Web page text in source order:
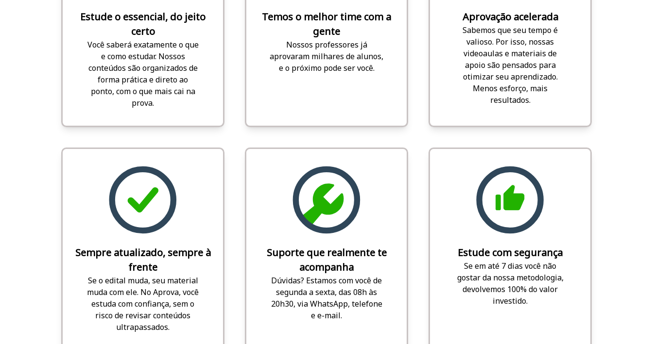
Estude o essencial, do jeito
certo
Você saberá exatamente o que
e como estudar. Nossos
conteúdos são organizados de
forma prática e direto ao
ponto, com o que mais cai na
prova.
Temos o melhor time com a
gente
Nossos professores já
aprovaram milhares de alunos,
e o próximo pode ser você.
Aprovação acelerada
Sabemos que seu tempo é
valioso. Por isso, nossas
videoaulas e materiais de
apoio são pensados para
otimizar seu aprendizado.
Menos esforço, mais
resultados.
Sempre atualizado, sempre à
frente
Se o edital muda, seu material
muda com ele. No Aprova, você
estuda com confiança, sem o
risco de revisar conteúdos
ultrapassados.
Suporte que realmente te
acompanha
Dúvidas? Estamos com você de
segunda a sexta, das 08h às
20h30, via WhatsApp, telefone
e e-mail.
Estude com segurança
Se em até 7 dias você não
gostar da nossa metodologia,
devolvemos 100% do valor
investido.